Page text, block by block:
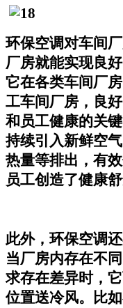
环保空调对车间
厂房就能实现良
它在各类车间厂
工车间厂房，良
和员工健康的关
持续引入新鲜空
热量等排出，有
员工创造了健康舒
此外，环保空调
当厂房内存在不
求存在差异时，
位置送冷风。比